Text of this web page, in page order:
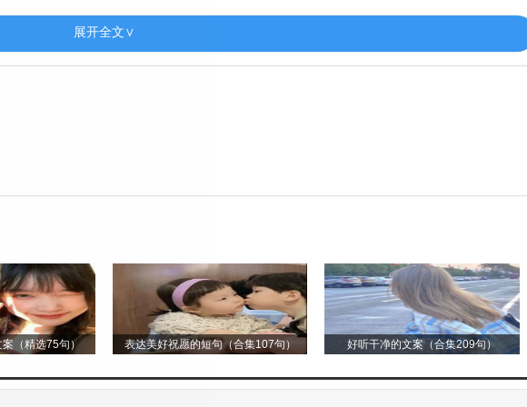
爱，她用文字告诉我们，爱情不仅仅是花前月下的浪漫，更是责任、
当回忆起那些情节，心中便会涌起一股温暖和感动，她的离去，让我
境，在那些梦境里，我们体验了各种不同的爱情，如今她走了，那些
展开全文∨
（精选75句） 表达美好祝愿的短句（合集107句） 好听干净的文案（合集209句）